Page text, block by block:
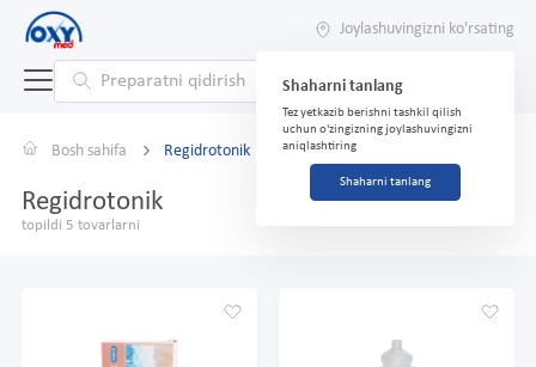
Joylashuvingizni ko'rsating
Shaharni tanlang
Tez yetkazib berishni tashkil qilish
uchun o'zingizning joylashuvingizni
aniqlashtiring
Shaharni tanlang
Bosh sahifa Regidrotonik
Regidrotonik
topildi 5 tovarlarni